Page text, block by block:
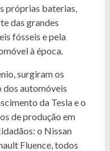
próprias baterias,
das grandes
fósseis e pela
à época.
surgiram os
dos automóveis
da Tesla e o
de produção em
o Nissan
Fluence, todos